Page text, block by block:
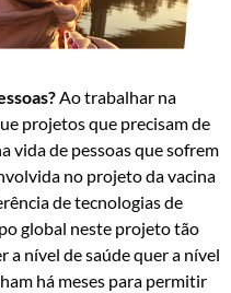
Ao trabalhar na
projetos que precisam de
vida de pessoas que sofrem
no projeto da vacina
de tecnologias de
global neste projeto tão
a nível de saúde quer a nível
há meses para permitir